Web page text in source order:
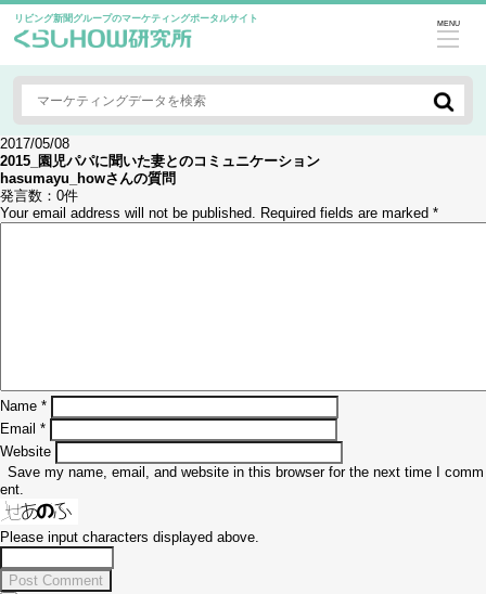
リビング新聞グループのマーケティングポータルサイト MENU
2017/05/08
2015_園児パパに聞いた妻とのコミュニケーション
hasumayu_howさんの質問
発言数： 0件
Your email address will not be published. Required fields are marked *
Name *
Email *
Website
Save my name, email, and website in this browser for the next time I comm
ent.
Please input characters displayed above.